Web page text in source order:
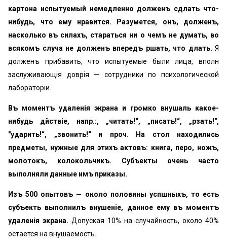
картона испытуемый немедленно долженъ сдѣлать что-
нибудь, что ему нравится. Разумѣется, онъ, долженъ,
насколько въ силахъ, стараться ни о чемъ не думать, во
всякомъ случаѣ не долженъ впередъ рѣшать, что дѣлать. Я
долженъ прибавить, что испытуемые были лица, вполнѣ
заслуживающія довѣрія — сотрудники по психологической
лабораторіи.
Въ моментъ удаленія экрана и громко внушаль какое-
нибудь дѣйствіе, напр.:, „читать!“, „писать!“, „рѣзать!",
"ударить!“, „звонить!“ и проч. На столѣ находились
предметы, нужные для этихъ актовъ: книга, перо, ножъ,
молотокъ, колокольчикъ. Субъекты очень часто
выполняли данные имъ приказы.
Изъ 500 опытовъ — около половины успѣшныхъ, то есть
субъекть выполнилъ внушеніе, данное ему въ моментъ
удаленія экрана. Допуская 10% на случайность, около 40%
остается на внушаемость.